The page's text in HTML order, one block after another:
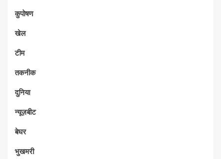
कुपोषण
खेल
टीम
तकनीक
दुनिया
न्यूज़बीट
बेघर
भुखमरी